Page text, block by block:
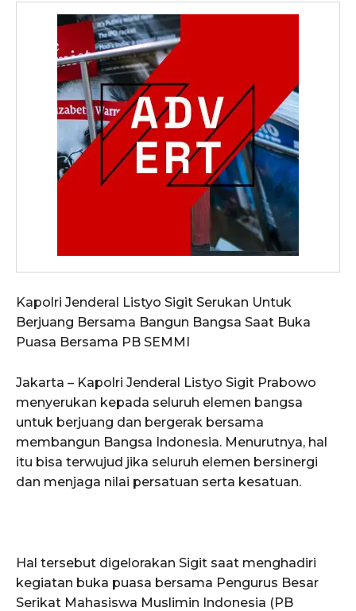
Kapolri Jenderal Listyo Sigit Serukan Untuk
Berjuang Bersama Bangun Bangsa Saat Buka
Puasa Bersama PB SEMMI
Jakarta – Kapolri Jenderal Listyo Sigit Prabowo
menyerukan kepada seluruh elemen bangsa
untuk berjuang dan bergerak bersama
membangun Bangsa Indonesia. Menurutnya, hal
itu bisa terwujud jika seluruh elemen bersinergi
dan menjaga nilai persatuan serta kesatuan.
Hal tersebut digelorakan Sigit saat menghadiri
kegiatan buka puasa bersama Pengurus Besar
Serikat Mahasiswa Muslimin Indonesia (PB